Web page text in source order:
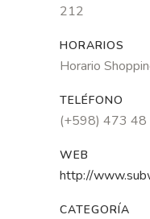
212
HORARIOS
Horario
TELÉFONO
(+598) 473
WEB
http://
CATEGORÍA